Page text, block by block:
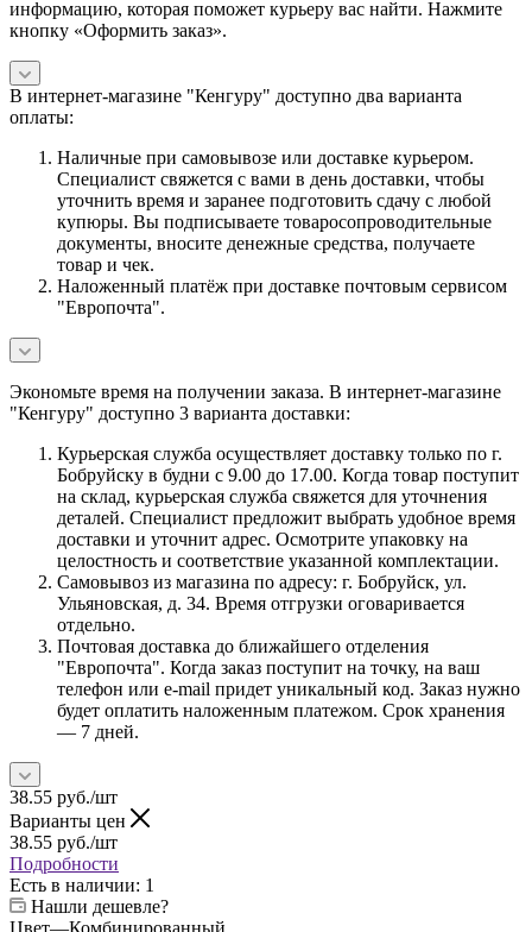
информацию, которая поможет курьеру вас найти. Нажмите
кнопку «Оформить заказ».
В интернет-магазине "Кенгуру" доступно два варианта
оплаты:
Наличные при самовывозе или доставке курьером.
Специалист свяжется с вами в день доставки, чтобы
уточнить время и заранее подготовить сдачу с любой
купюры. Вы подписываете товаросопроводительные
документы, вносите денежные средства, получаете
товар и чек.
Наложенный платёж при доставке почтовым сервисом
"Европочта".
Экономьте время на получении заказа. В интернет-магазине
"Кенгуру" доступно 3 варианта доставки:
Курьерская служба осуществляет доставку только по г.
Бобруйску в будни с 9.00 до 17.00. Когда товар поступит
на склад, курьерская служба свяжется для уточнения
деталей. Специалист предложит выбрать удобное время
доставки и уточнит адрес. Осмотрите упаковку на
целостность и соответствие указанной комплектации.
Самовывоз из магазина по адресу: г. Бобруйск, ул.
Ульяновская, д. 34. Время отгрузки оговаривается
отдельно.
Почтовая доставка до ближайшего отделения
"Европочта". Когда заказ поступит на точку, на ваш
телефон или e-mail придет уникальный код. Заказ нужно
будет оплатить наложенным платежом. Срок хранения
— 7 дней.
38.55 руб./шт
Варианты цен
38.55 руб./шт
Подробности
Есть в наличии: 1
Нашли дешевле?
Цвет—Комбинированный